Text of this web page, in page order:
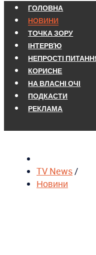
ГОЛОВНА
НОВИНИ
ТОЧКА ЗОРУ
ІНТЕРВ'Ю
НЕПРОСТІ
КОРИСНЕ
НА ВЛАСНІ ОЧІ
ПОДКАСТИ
РЕКЛАМА
TV News/
Новини